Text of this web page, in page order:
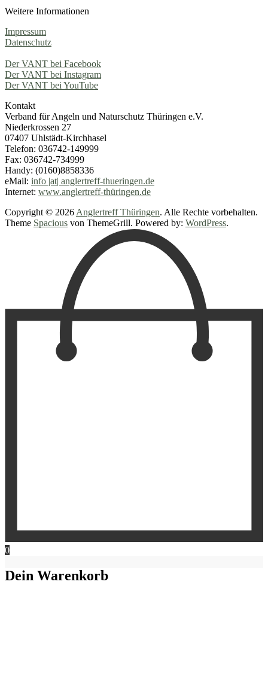
Weitere Informationen
Impressum
Datenschutz
Der VANT bei Facebook
Der VANT bei Instagram
Der VANT bei YouTube
Kontakt
Verband für Angeln und Naturschutz Thüringen e.V.
Niederkrossen 27
07407 Uhlstädt-Kirchhasel
Telefon: 036742-149999
Fax: 036742-734999
Handy: (0160)8858336
eMail: info |at| anglertreff-thueringen.de
Internet: www.anglertreff-thüringen.de
Copyright © 2026Anglertreff Thüringen. Alle Rechte vorbehalten.
Theme Spacious von ThemeGrill. Powered by: WordPress.
0
Dein Warenkorb